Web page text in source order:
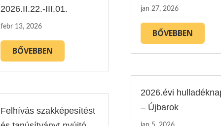
2026.II.22.-III.01.
febr 13, 2026
BŐVEBBEN
Felhívás szakképesítést
jan 27, 2026
BŐVEBBEN
2026.évi
– Újbarok